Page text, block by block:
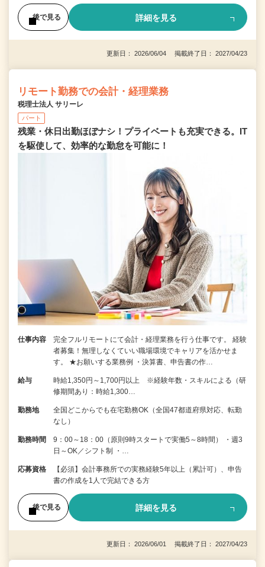
後で見る 詳細を見る
更新日： 2026/06/04 掲載終了日： 2027/04/23
リモート勤務での会計・経理業務
税理士法人 サリーレ
パート
残業・休日出勤ほぼナシ！プライベートも充実できる。IT
を駆使して、効率的な勤怠を可能に！
仕事内容
完全フルリモートにて会計・経理業務を行う仕事です。 経験
者募集！無理しなくていい職場環境でキャリアを活かせま
す。 ★お願いする業務例 ・決算書、申告書の作…
給与
時給1,350円～1,700円以上 ※経験年数・スキルによる（研
修期間あり：時給1,300…
勤務地
全国どこからでも在宅勤務OK（全国47都道府県対応、転勤
なし）
勤務時間
9：00～18：00（原則9時スタートで実働5～8時間） ・週3
日～OK／シフト制 ・…
応募資格
【必須】会計事務所での実務経験5年以上（累計可）、申告
書の作成を1人で完結できる方
後で見る 詳細を見る
更新日： 2026/06/01 掲載終了日： 2027/04/23